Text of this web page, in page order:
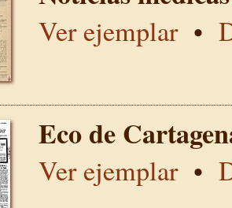
Ver ejemplar•
Eco de
Ver ejemplar•